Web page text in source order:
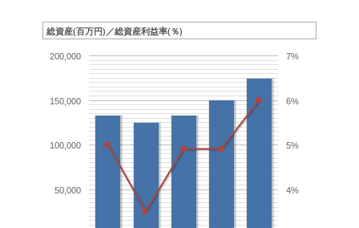
総資産(百万円)／総資産利益率(％)
50,000
100,000
150,000
200,000
4%
5%
6%
7%